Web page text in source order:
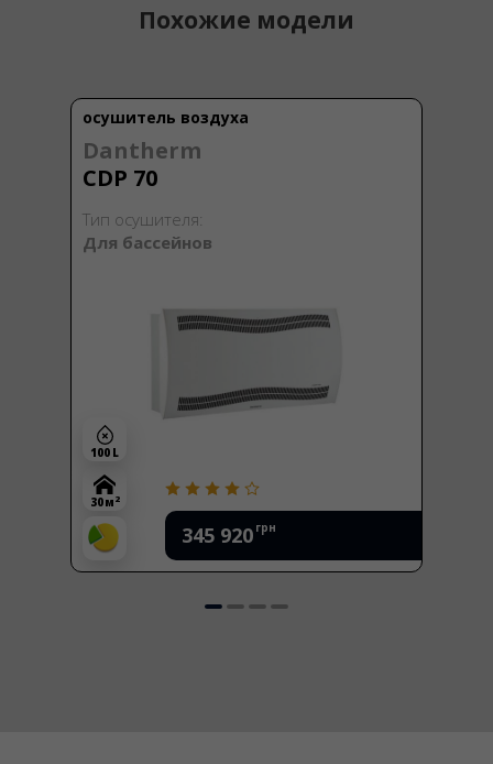
Похожие модели
осушитель воздуха
Dantherm
CDP 70
Тип осушителя:
Для бассейнов
345 920 грн
100 L
30 м 2